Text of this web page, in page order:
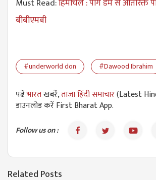
Must Read:हिमाचल : पोंग डैम से अतिरिक्त
बीबीएमबी
#underworld don #Dawood Ibrahim
पढेंभारतखबरें,ताजा हिंदी समाचार(Latest
डाउनलोड करें First Bharat App.
Follow us on :
Related Posts